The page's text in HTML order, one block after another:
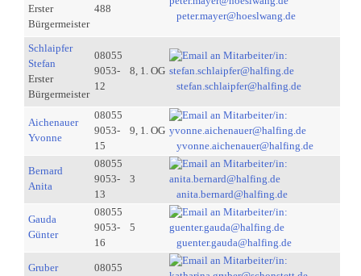
Erster
Bürgermeister
488
peter.mayer@hoeslwang.de
Schlaipfer
Stefan
Erster
Bürgermeister
08055
9053-
12
8, 1. OG
stefan.schlaipfer@halfing.de
Aichenauer
Yvonne
08055
9053-
15
9, 1. OG
yvonne.aichenauer@halfing.de
Bernard
Anita
08055
9053-
13
3
anita.bernard@halfing.de
Gauda
Günter
08055
9053-
16
5
guenter.gauda@halfing.de
Gruber
08055